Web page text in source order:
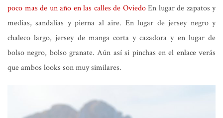
poco mas de un año en las calles de OviedoEn lugar de zapatos y
medias, sandalias y pierna al aire. En lugar de jersey negro y
chaleco largo, jersey de manga corta y cazadora y en lugar de
bolso negro, bolso granate. Aún así si pinchas en el enlace verás
que ambos looks son muy similares.